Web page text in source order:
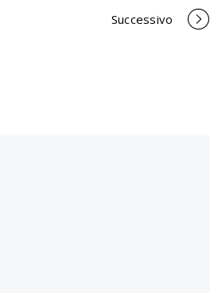
Successivo